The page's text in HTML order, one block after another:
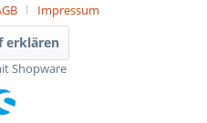
Impressum
erklären
Shopware